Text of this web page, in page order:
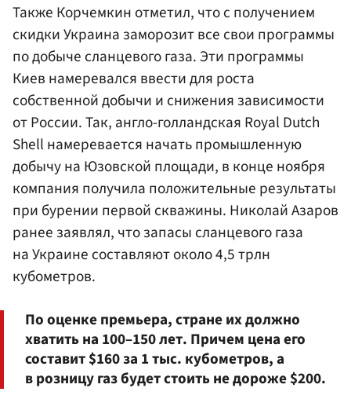
Также Корчемкин отметил, что с получением
скидки Украина заморозит все свои программы
по добыче сланцевого газа. Эти программы
Киев намеревался ввести для роста
собственной добычи и снижения зависимости
от России. Так, англо-голландская Royal Dutch
Shell намеревается начать промышленную
добычу на Юзовской площади, в конце ноября
компания получила положительные результаты
при бурении первой скважины. Николай Азаров
ранее заявлял, что запасы сланцевого газа
на Украине составляют около 4,5 трлн
кубометров.
По оценке премьера, стране их должно
хватить на 100–150 лет. Причем цена его
составит $160 за 1 тыс. кубометров, а
в розницу газ будет стоить не дороже $200.